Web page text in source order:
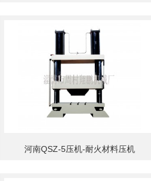
河南QSZ-5压机-耐火材料压机